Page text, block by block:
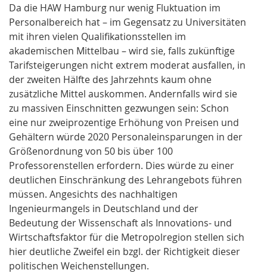
Da die HAW Hamburg nur wenig Fluktuation im
Personalbereich hat – im Gegensatz zu Universitäten
mit ihren vielen Qualifikationsstellen im
akademischen Mittelbau – wird sie, falls zukünftige
Tarifsteigerungen nicht extrem moderat ausfallen, in
der zweiten Hälfte des Jahrzehnts kaum ohne
zusätzliche Mittel auskommen. Andernfalls wird sie
zu massiven Einschnitten gezwungen sein: Schon
eine nur zweiprozentige Erhöhung von Preisen und
Gehältern würde 2020 Personaleinsparungen in der
Größenordnung von 50 bis über 100
Professorenstellen erfordern. Dies würde zu einer
deutlichen Einschränkung des Lehrangebots führen
müssen. Angesichts des nachhaltigen
Ingenieurmangels in Deutschland und der
Bedeutung der Wissenschaft als Innovations- und
Wirtschaftsfaktor für die Metropolregion stellen sich
hier deutliche Zweifel ein bzgl. der Richtigkeit dieser
politischen Weichenstellungen.